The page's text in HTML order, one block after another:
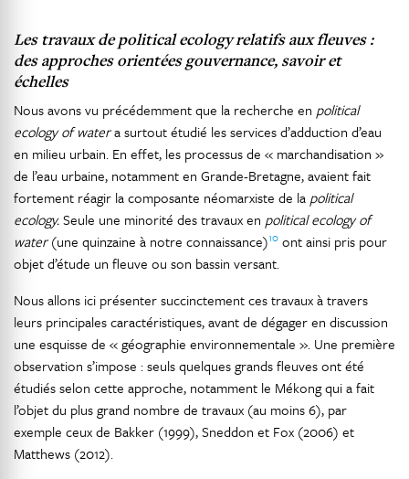
Les travaux depolitical ecologyrelatifs aux fleuves :
des approches orientées gouvernance, savoir et
échelles
Nous avons vu précédemment que la recherche en political
ecology of watera surtout étudié les services d’adduction d’eau
en milieu urbain. En effet, les processus de « marchandisation »
de l’eau urbaine, notamment en Grande-Bretagne, avaient fait
fortement réagir la composante néomarxiste de la political
ecology.Seule une minorité des travaux en political ecology of
water(une quinzaine à notre connaissance)10 ont ainsi pris pour
objet d’étude un fleuve ou son bassin versant.
Nous allons ici présenter succinctement ces travaux à travers
leurs principales caractéristiques, avant de dégager en discussion
une esquisse de « géographie environnementale ». Une première
observation s’impose : seuls quelques grands fleuves ont été
étudiés selon cette approche, notamment le Mékong qui a fait
l’objet du plus grand nombre de travaux (au moins 6), par
exemple ceux de Bakker (1999), Sneddon et Fox (2006) et
Matthews (2012).